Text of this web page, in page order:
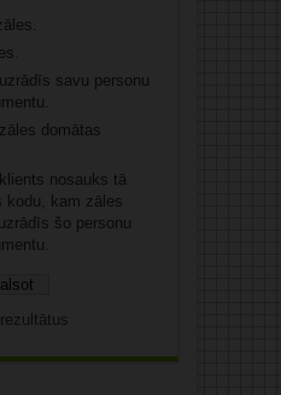
savu personu
domātas
nosauks tā
kodu, kam zāles
šo personu